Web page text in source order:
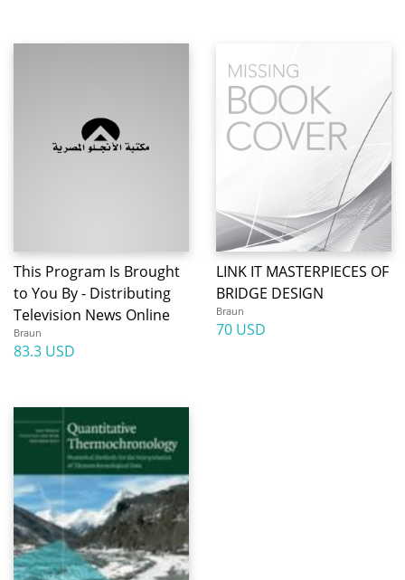
This Program Is Brought
to You By - Distributing
Television News Online
Braun
83.3 USD
LINK IT MASTERPIECES OF
BRIDGE DESIGN
Braun
70 USD